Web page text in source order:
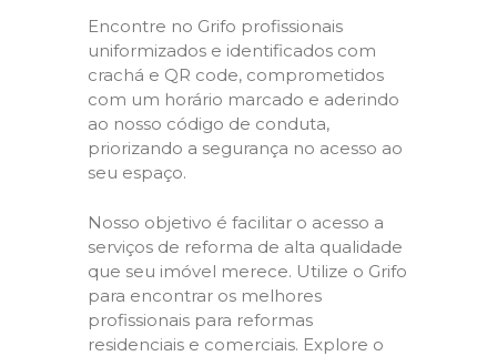
Encontre no Grifo profissionais
uniformizados e identificados com
crachá e QR code, comprometidos
com um horário marcado e aderindo
ao nosso código de conduta,
priorizando a segurança no acesso ao
seu espaço.
Nosso objetivo é facilitar o acesso a
serviços de reforma de alta qualidade
que seu imóvel merece. Utilize o Grifo
para encontrar os melhores
profissionais para reformas
residenciais e comerciais. Explore o